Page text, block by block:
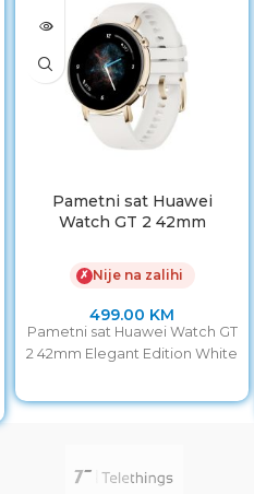
Pametni sat Huawei
Watch GT 2 42mm
✗ Nije na zalihi
499.00 KM
Pametni sat Huawei Watch GT
2 42mm Elegant Edition White